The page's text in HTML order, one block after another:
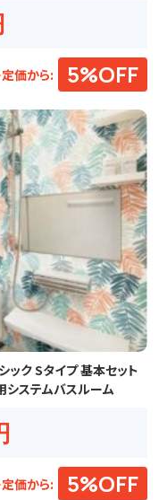
価から: 5%OFF
ク Sタイプ 基本セット
システムバスルーム
価から: 5%OFF